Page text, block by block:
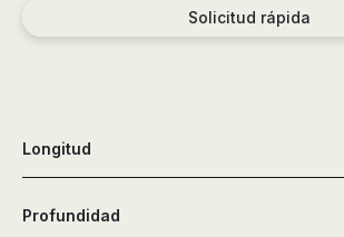
de
ducha,
Solicitud rápida
Longitud
Profundidad